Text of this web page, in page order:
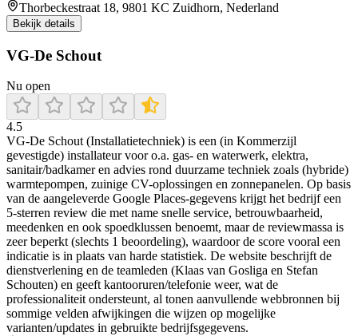
Thorbeckestraat 18, 9801 KC Zuidhorn, Nederland
Bekijk details
VG-De Schout
Nu open
4.5
VG-De Schout (Installatietechniek) is een (in Kommerzijl
gevestigde) installateur voor o.a. gas- en waterwerk, elektra,
sanitair/badkamer en advies rond duurzame techniek zoals (hybride)
warmtepompen, zuinige CV-oplossingen en zonnepanelen. Op basis
van de aangeleverde Google Places-gegevens krijgt het bedrijf een
5-sterren review die met name snelle service, betrouwbaarheid,
meedenken en ook spoedklussen benoemt, maar de reviewmassa is
zeer beperkt (slechts 1 beoordeling), waardoor de score vooral een
indicatie is in plaats van harde statistiek. De website beschrijft de
dienstverlening en de teamleden (Klaas van Gosliga en Stefan
Schouten) en geeft kantooruren/telefonie weer, wat de
professionaliteit ondersteunt, al tonen aanvullende webbronnen bij
sommige velden afwijkingen die wijzen op mogelijke
varianten/updates in gebruikte bedrijfsgegevens.